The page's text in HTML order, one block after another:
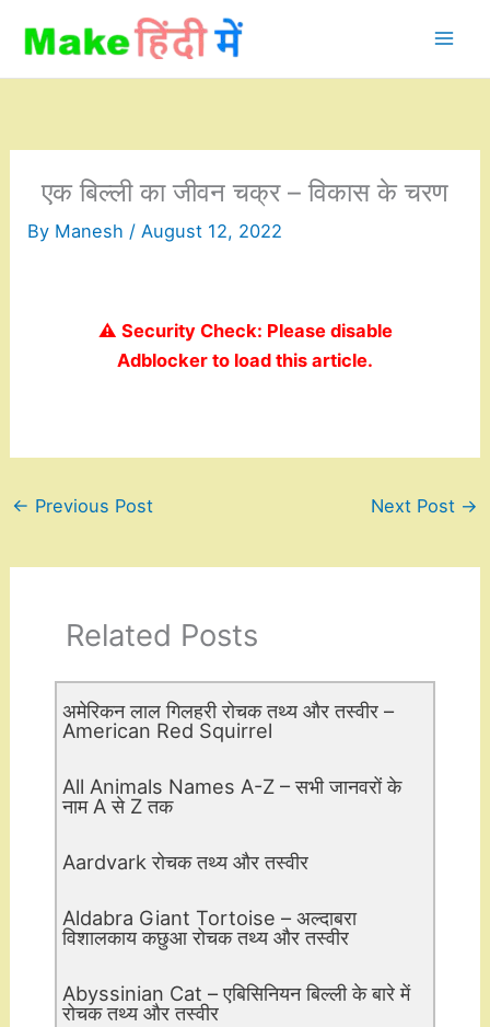
content
एक बिल्ली का जीवन चक्र – विकास के चरण
By Manesh /August 12, 2022
⚠️ Security Check: Please disable
Adblocker to load this article.
← Previous Post Next Post →
Related Posts
अमेरिकन लाल गिलहरी रोचक तथ्य और तस्वीर –
American Red Squirrel
All Animals Names A-Z – सभी जानवरों के
नाम A से Z तक
Aardvark रोचक तथ्य और तस्वीर
Aldabra Giant Tortoise – अल्दाबरा
विशालकाय कछुआ रोचक तथ्य और तस्वीर
Abyssinian Cat – एबिसिनियन बिल्ली के बारे में
रोचक तथ्य और तस्वीर